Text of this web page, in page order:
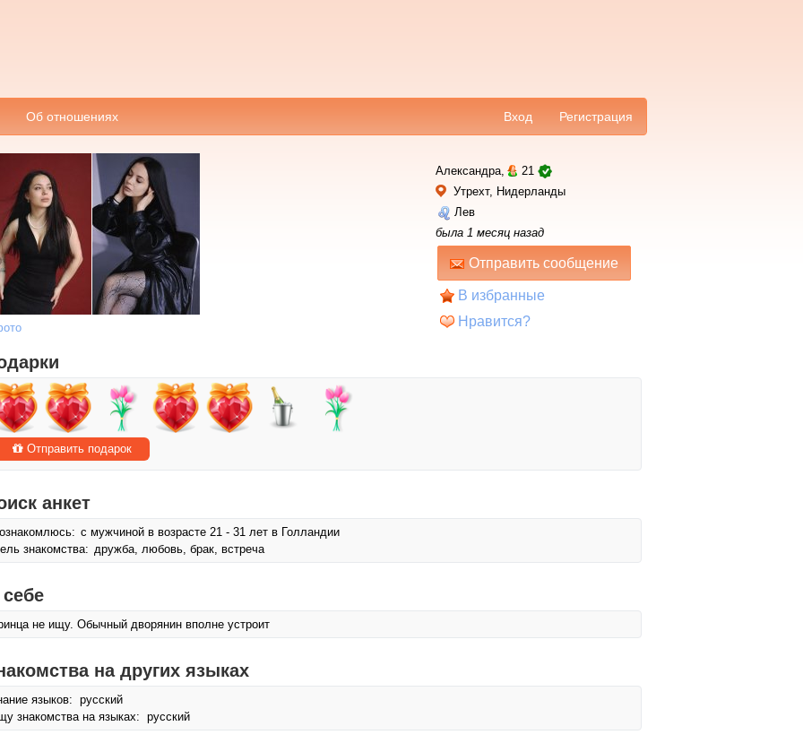
Об отношениях Регистрация
Вход
Александра,
21
Утрехт, Нидерланды
Лев
была 1 месяц назад
Отправить сообщение
В избранные
Нравится?
Отправить подарок
анкет
с мужчиной в возрасте 21 - 31 лет в Голландии
знакомства: дружба, любовь, брак, встреча
не ищу. Обычный дворянин вполне устроит
на других языках
языков: русский
знакомства на языках: русский